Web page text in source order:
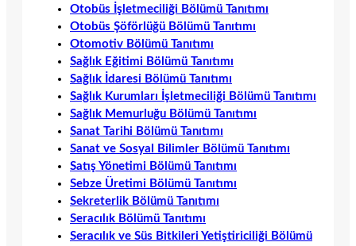
Otobüs İşletmeciliği Bölümü Tanıtımı
Otobüs Şöförlüğü Bölümü Tanıtımı
Otomotiv Bölümü Tanıtımı
Sağlık Eğitimi Bölümü Tanıtımı
Sağlık İdaresi Bölümü Tanıtımı
Sağlık Kurumları İşletmeciliği Bölümü Tanıtımı
Sağlık Memurluğu Bölümü Tanıtımı
Sanat Tarihi Bölümü Tanıtımı
Sanat ve Sosyal Bilimler Bölümü Tanıtımı
Satış Yönetimi Bölümü Tanıtımı
Sebze Üretimi Bölümü Tanıtımı
Sekreterlik Bölümü Tanıtımı
Seracılık Bölümü Tanıtımı
Seracılık ve Süs Bitkileri Yetiştiriciliği Bölümü